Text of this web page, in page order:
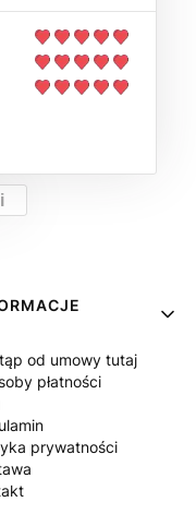
w stopce
od umowy tutaj
płatności
prywatności